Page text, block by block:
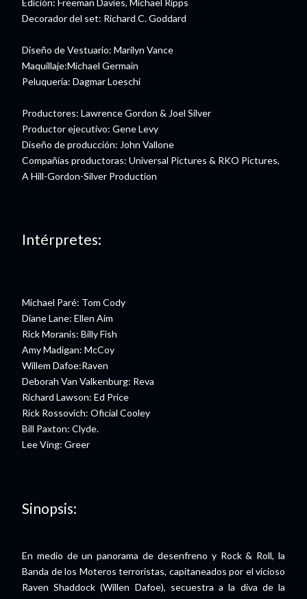
Decorador del set: Richard C. Goddard
Diseño de Vestuario: Marilyn Vance
Maquillaje:Michael Germain
Peluquería: Dagmar Loeschi
Productores: Lawrence Gordon & Joel Silver
Productor ejecutivo: Gene Levy
Diseño de producción: John Vallone
Compañías productoras: Universal Pictures & RKO Pictures,
A Hill-Gordon-Silver Production
Intérpretes:
Michael Paré: Tom Cody
Diane Lane: Ellen Aim
Rick Moranis: Billy Fish
Amy Madigan: McCoy
Willem Dafoe:Raven
Deborah Van Valkenburg: Reva
Richard Lawson: Ed Price
Rick Rossovich: Oficial Cooley
Bill Paxton: Clyde.
Lee Ving: Greer
Sinopsis:
En medio de un panorama de desenfreno y Rock & Roll, la
Banda de los Moteros terroristas, capitaneados por el vicioso
Raven Shaddock (Willen Dafoe), secuestra a la diva de la